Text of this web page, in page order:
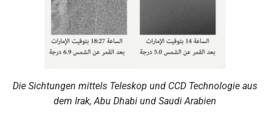
Die Sichtungen mittels Teleskop und CCD Technologie aus
dem Irak, Abu Dhabi und Saudi Arabien